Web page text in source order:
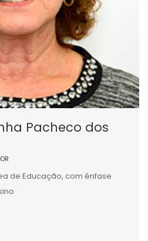
Pacheco dos
de Educação, com ênfase